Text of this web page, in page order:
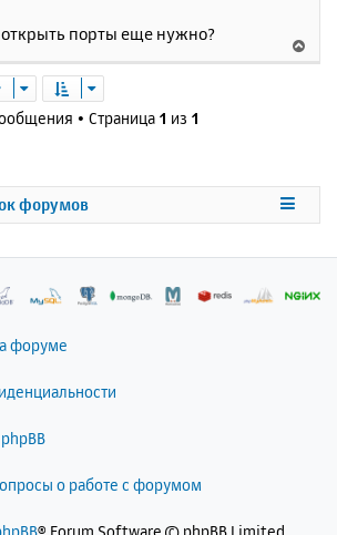
порты еще нужно?
е
с
н
ч
• Страница 1 из 1
форумов
форуме
о работе с форумом